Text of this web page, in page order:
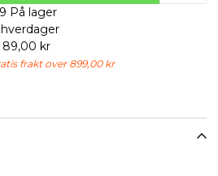
9 På lager
hverdager
89,00 kr
frakt over 899,00 kr